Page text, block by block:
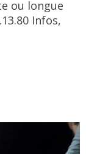
ou longue
Infos,